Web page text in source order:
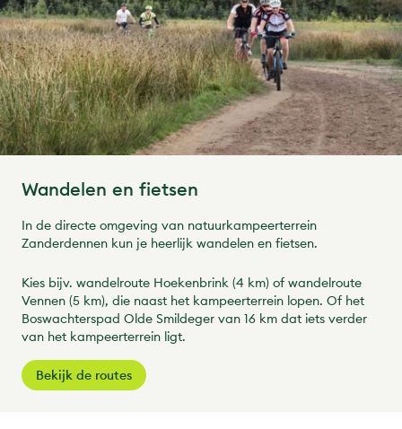
Wandelen en fietsen
In de directe omgeving van natuurkampeerterrein
Zanderdennen kun je heerlijk wandelen en fietsen.
Kies bijv. wandelroute Hoekenbrink (4 km) of wandelroute
Vennen (5 km), die naast het kampeerterrein lopen. Of het
Boswachterspad Olde Smildeger van 16 km dat iets verder
van het kampeerterrein ligt.
Bekijk de routes